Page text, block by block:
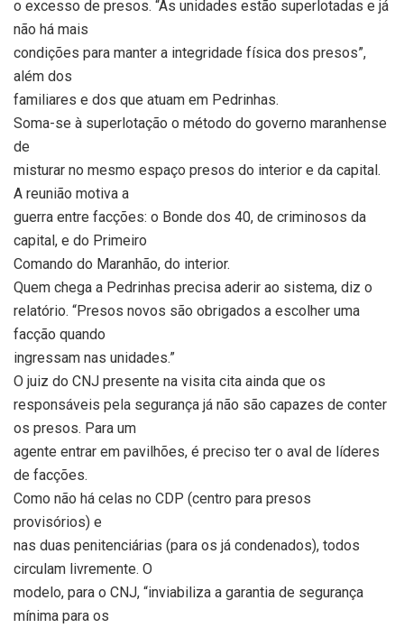
o excesso de presos. “As unidades estão superlotadas e já
não há mais
condições para manter a integridade física dos presos”,
além dos
familiares e dos que atuam em Pedrinhas.
Soma-se à superlotação o método do governo maranhense
de
misturar no mesmo espaço presos do interior e da capital.
A reunião motiva a
guerra entre facções: o Bonde dos 40, de criminosos da
capital, e do Primeiro
Comando do Maranhão, do interior.
Quem chega a Pedrinhas precisa aderir ao sistema, diz o
relatório. “Presos novos são obrigados a escolher uma
facção quando
ingressam nas unidades.”
O juiz do CNJ presente na visita cita ainda que os
responsáveis pela segurança já não são capazes de conter
os presos. Para um
agente entrar em pavilhões, é preciso ter o aval de líderes
de facções.
Como não há celas no CDP (centro para presos
provisórios) e
nas duas penitenciárias (para os já condenados), todos
circulam livremente. O
modelo, para o CNJ, “inviabiliza a garantia de segurança
mínima para os